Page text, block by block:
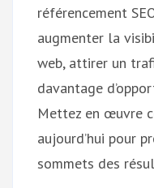
référencement
augmenter la
web, attirer un
davantage
Mettez en œuvre
aujourd’hui pour
sommets des